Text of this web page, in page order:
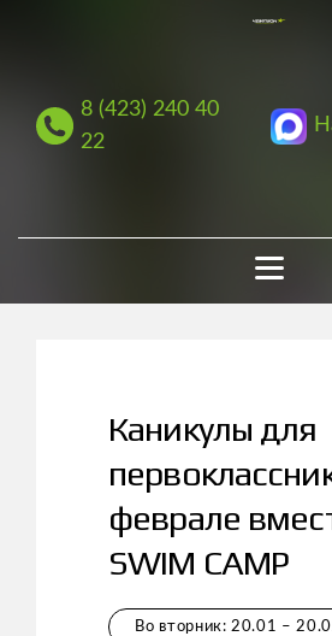
8 (423) 240 40
22
Каникулы для
феврале
SWIM CAMP
Во вторник: 20.01 –